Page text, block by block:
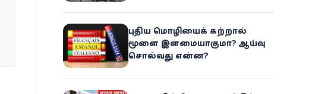
அபாயம் - உலக உணவுத் திட்டம்
எச்சரிக்கை!
புதிய மொழியைக் கற்றால்
மூளை இளமையாகுமா? ஆய்வு
சொல்வது என்ன?